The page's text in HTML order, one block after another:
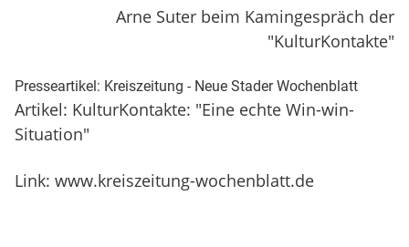
Arne Suter beim Kamingespräch der
"KulturKontakte"
Presseartikel: Kreiszeitung - Neue Stader Wochenblatt
Artikel: KulturKontakte: "Eine echte Win-win-
Situation"
Link: www.kreiszeitung-wochenblatt.de